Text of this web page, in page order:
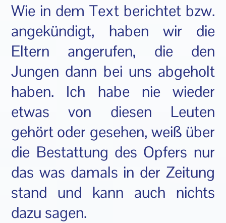
Wie in dem Text berichtet bzw.
angekündigt, haben wir die
Eltern angerufen, die den
Jungen dann bei uns abgeholt
haben. Ich habe nie wieder
etwas von diesen Leuten
gehört oder gesehen, weiß über
die Bestattung des Opfers nur
das was damals in der Zeitung
stand und kann auch nichts
dazu sagen.